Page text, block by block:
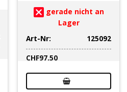
gerade nicht an
Lager
Art-Nr:
125092
CHF97.50